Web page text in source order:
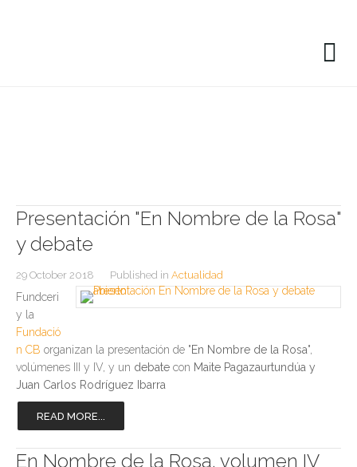
Presentación "En Nombre de la Rosa"
y debate
29 October 2018 Published in Actualidad
Fundceri
y la
Fundació
n CB organizan la presentación de "En Nombre de la Rosa",
volúmenes III y IV, y un debate con Maite Pagazaurtundúa y
Juan Carlos Rodríguez Ibarra
READ MORE...
En Nombre de la Rosa, volumen IV